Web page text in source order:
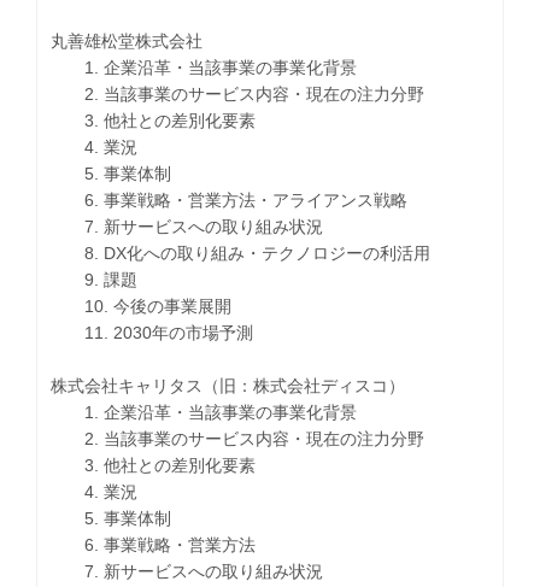
丸善雄松堂株式会社
1. 企業沿革・当該事業の事業化背景
2. 当該事業のサービス内容・現在の注力分野
3. 他社との差別化要素
4. 業況
5. 事業体制
6. 事業戦略・営業方法・アライアンス戦略
7. 新サービスへの取り組み状況
8. DX化への取り組み・テクノロジーの利活用
9. 課題
10. 今後の事業展開
11. 2030年の市場予測
株式会社キャリタス（旧：株式会社ディスコ）
1. 企業沿革・当該事業の事業化背景
2. 当該事業のサービス内容・現在の注力分野
3. 他社との差別化要素
4. 業況
5. 事業体制
6. 事業戦略・営業方法
7. 新サービスへの取り組み状況